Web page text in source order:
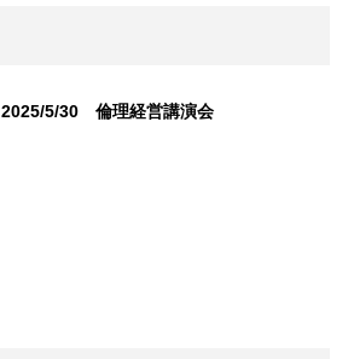
2025/5/30 倫理経営講演会